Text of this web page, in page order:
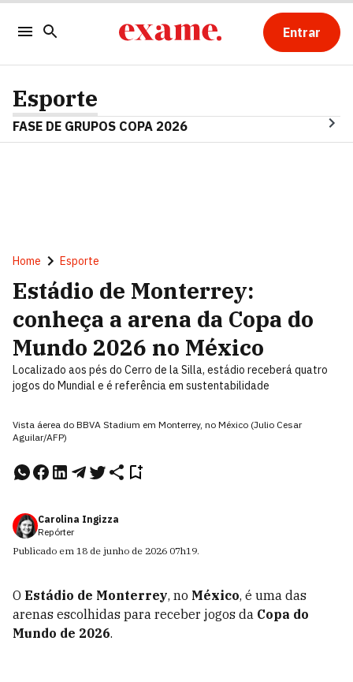
Entrar
Esporte
FASE DE GRUPOS COPA 2026
Home Esporte
Estádio de Monterrey:
conheça a arena da Copa do
Mundo 2026 no México
Localizado aos pés do Cerro de la Silla, estádio receberá quatro
jogos do Mundial e é referência em sustentabilidade
Vista áerea do BBVA Stadium em Monterrey, no México (Julio Cesar
Aguilar/AFP)
Carolina Ingizza
Repórter
Publicado em 18 de junho de 2026 07h19.
O Estádio de Monterrey, no México, é uma das
arenas escolhidas para receber jogos da Copa do
Mundo de 2026.